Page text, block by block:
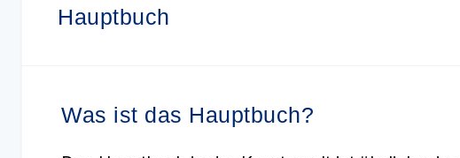
Hauptbuch
Was ist das Hauptbuch?